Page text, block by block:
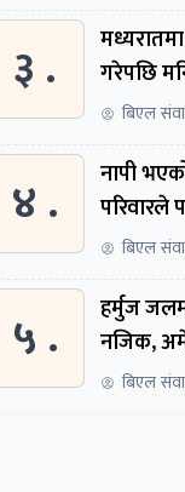
३ .
गरेपछि
बिएल
४ .
नापी
परिवारले
बिएल
५ .
हर्मुज
नजिक,
बिएल